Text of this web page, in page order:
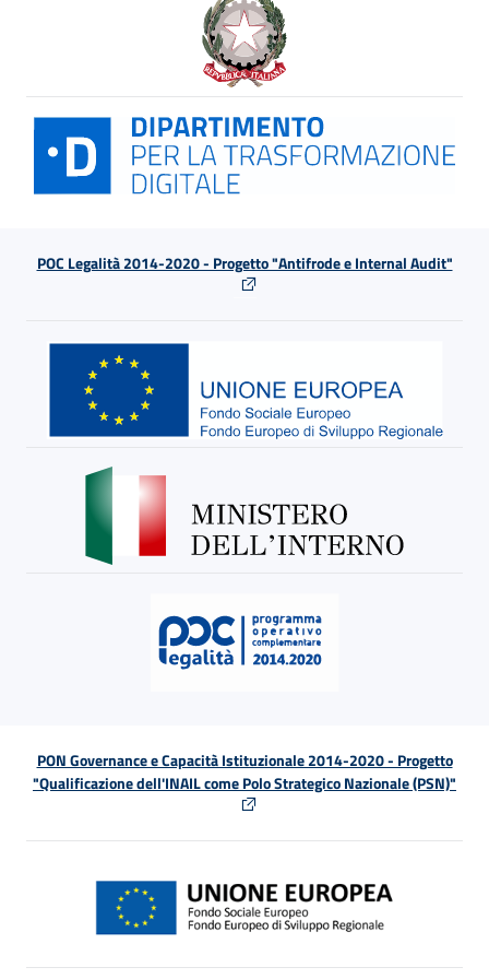
POC Legalità 2014-2020 - Progetto "Antifrode e Internal Audit"
PON Governance e Capacità Istituzionale 2014-2020 - Progetto
"Qualificazione dell'INAIL come Polo Strategico Nazionale (PSN)"